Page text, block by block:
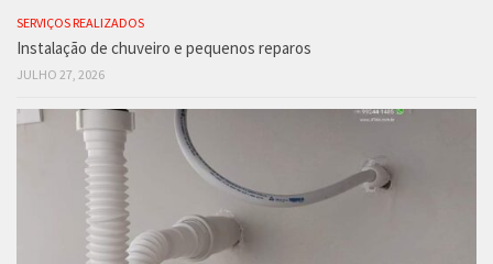
SERVIÇOS REALIZADOS
Instalação de chuveiro e pequenos reparos
JULHO 27, 2026